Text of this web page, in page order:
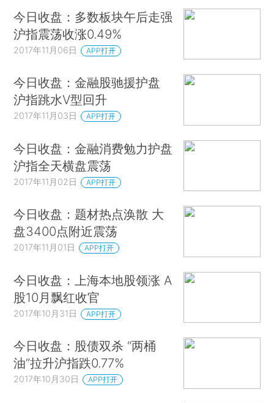
今日收盘：多数板块午后走强
沪指震荡收涨0.49%
2017年11月06日 APP打开
今日收盘：金融股驰援护盘
沪指跳水V型回升
2017年11月03日 APP打开
今日收盘：金融消费勉力护盘
沪指全天横盘震荡
2017年11月02日 APP打开
今日收盘：题材热点涣散 大
盘3400点附近震荡
2017年11月01日 APP打开
今日收盘：上海本地股领涨 A
股10月飘红收官
2017年10月31日 APP打开
今日收盘：股债双杀 “两桶
油”拉升沪指跌0.77%
2017年10月30日 APP打开